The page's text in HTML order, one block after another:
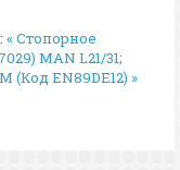
« Стопорное
MAN L21/31;
EN89DE12) »